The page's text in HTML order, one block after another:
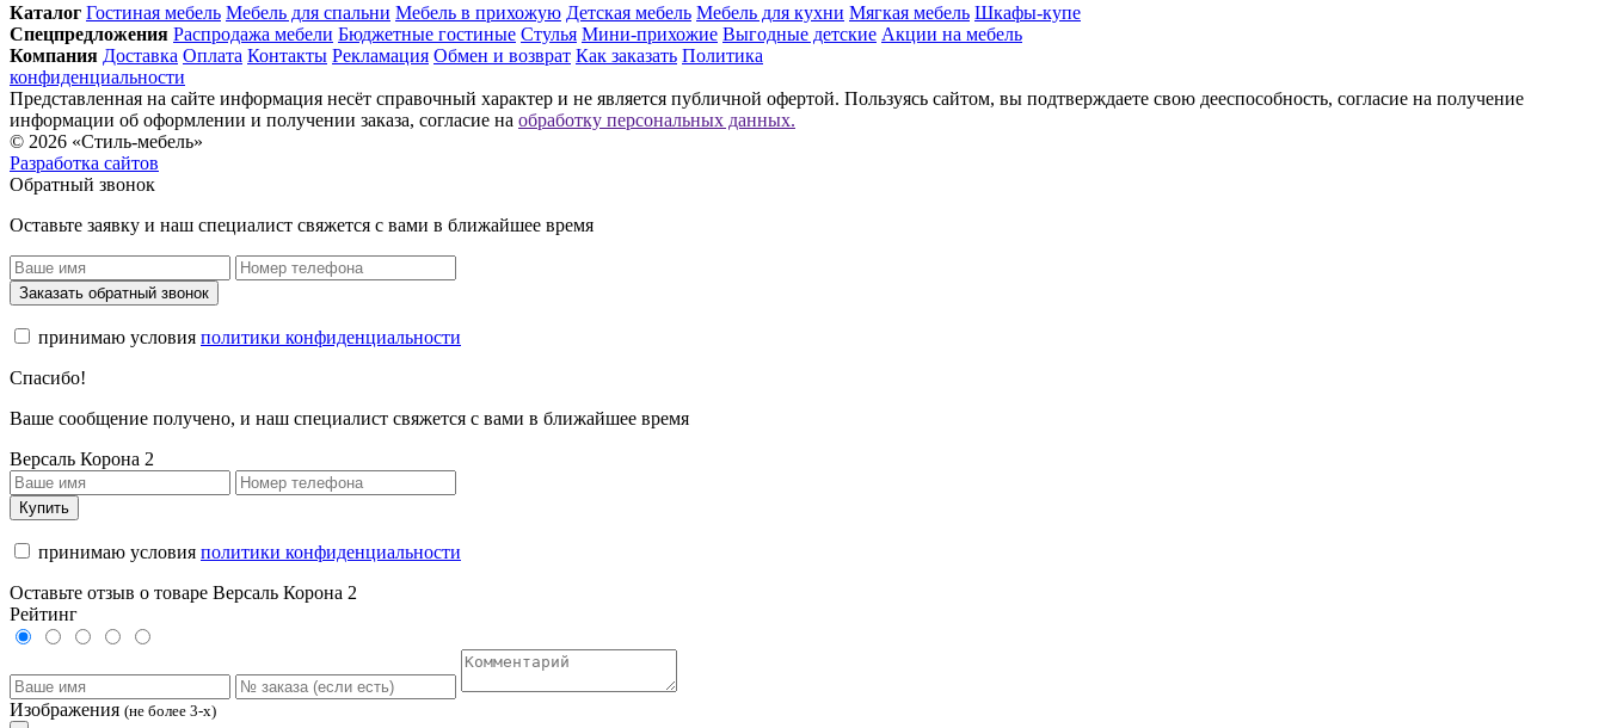
Каталог Гостиная мебель Мебель для спальни Мебель в прихожую Детская мебель Мебель для кухни Мягкая мебель Шкафы-купе
Спец­предложения Распродажа мебели Бюджетные гостиные Стулья Мини-прихожие Выгодные детские Акции на мебель
Компания Доставка Оплата Контакты Рекламация Обмен и возврат Как заказать Политика
конфиденциальности
Представленная на сайте информация несёт справочный характер и не является публичной офертой. Пользуясь сайтом, вы подтверждаете свою дееспособность, согласие на получение
информации об оформлении и получении заказа, согласие на обработку персональных данных.
© 2026 «Стиль-мебель»
Разработка сайтов
Обратный звонок
Оставьте заявку и наш специалист свяжется с вами в ближайшее время
Заказать обратный звонок
принимаю условия политики конфиденциальности
Спасибо!
Ваше сообщение получено, и наш специалист свяжется с вами в ближайшее время
Версаль Корона 2
Купить
принимаю условия политики конфиденциальности
Оставьте отзыв о товаре Версаль Корона 2
Рейтинг
Изображения (не более 3-х)